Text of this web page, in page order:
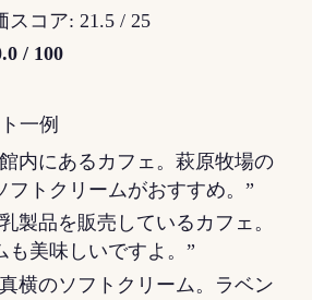
スコア: 21.5 / 25
/ 100
一例
内にあるカフェ。萩原牧場の
フトクリームがおすすめ。”
製品を販売しているカフェ。
も美味しいですよ。”
横のソフトクリーム。ラベン